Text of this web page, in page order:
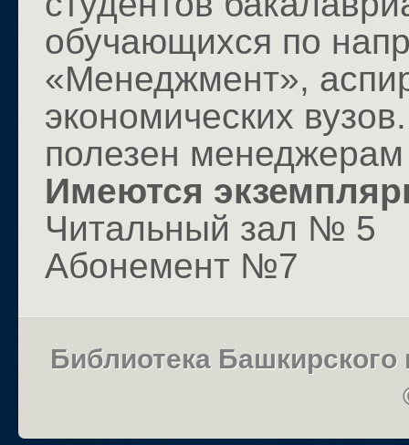
обучающихся по
«Менеджмент»,
экономических
полезен менеджерам
Имеются
Читальный зал № 5
Абонемент №7
Библиотека Башкирского